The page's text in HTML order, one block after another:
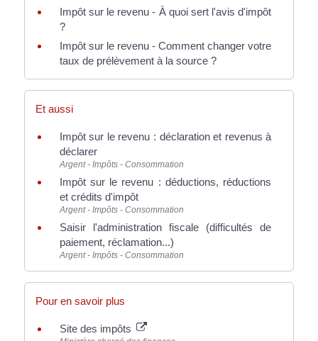
Impôt sur le revenu - À quoi sert l'avis d'impôt
?
Impôt sur le revenu - Comment changer votre
taux de prélèvement à la source ?
Et aussi
Impôt sur le revenu : déclaration et revenus à
déclarer
Argent - Impôts - Consommation
Impôt sur le revenu : déductions, réductions
et crédits d'impôt
Argent - Impôts - Consommation
Saisir l'administration fiscale (difficultés de
paiement, réclamation...)
Argent - Impôts - Consommation
Pour en savoir plus
Site des impôts